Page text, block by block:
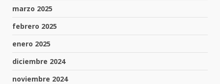
marzo 2025
febrero 2025
enero 2025
diciembre 2024
noviembre 2024